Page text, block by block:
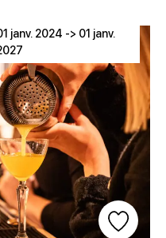
janv. 2024 -> 01 janv.